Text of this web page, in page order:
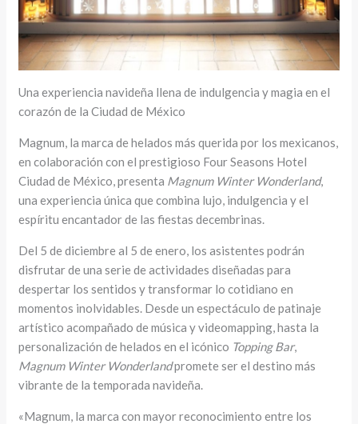
Una experiencia navideña llena de indulgencia y magia en el
corazón de la Ciudad de México
Magnum, la marca de helados más querida por los mexicanos,
en colaboración con el prestigioso Four Seasons Hotel
Ciudad de México, presenta Magnum Winter Wonderland,
una experiencia única que combina lujo, indulgencia y el
espíritu encantador de las fiestas decembrinas.
Del 5 de diciembre al 5 de enero, los asistentes podrán
disfrutar de una serie de actividades diseñadas para
despertar los sentidos y transformar lo cotidiano en
momentos inolvidables. Desde un espectáculo de patinaje
artístico acompañado de música y videomapping, hasta la
personalización de helados en el icónico Topping Bar,
Magnum Winter Wonderlandpromete ser el destino más
vibrante de la temporada navideña.
«Magnum, la marca con mayor reconocimiento entre los